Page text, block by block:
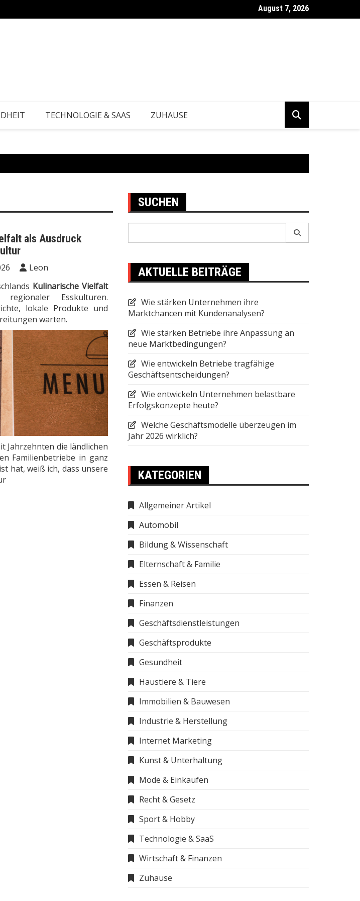
Wie entwickeln Betriebe tragfähige Geschäftsentscheidungen?
August 7, 2026
TECHNOLOGIE & SAAS ZUHAUSE
als Ausdruck
Leon
Kulinarische Vielfalt
Esskulturen.
lokale Produkte und
warten.
Jahrzehnten die ländlichen
Familienbetriebe in ganz
hat, weiß ich, dass unsere
SUCHEN
AKTUELLE BEITRÄGE
Wie stärken Unternehmen ihre
Marktchancen mit Kundenanalysen?
Wie stärken Betriebe ihre Anpassung an
neue Marktbedingungen?
Wie entwickeln Betriebe tragfähige
Geschäftsentscheidungen?
Wie entwickeln Unternehmen belastbare
Erfolgskonzepte heute?
Welche Geschäftsmodelle überzeugen im
Jahr 2026 wirklich?
KATEGORIEN
Allgemeiner Artikel
Automobil
Bildung & Wissenschaft
Elternschaft & Familie
Essen & Reisen
Finanzen
Geschäftsdienstleistungen
Geschäftsprodukte
Gesundheit
Haustiere & Tiere
Immobilien & Bauwesen
Industrie & Herstellung
Internet Marketing
Kunst & Unterhaltung
Mode & Einkaufen
Recht & Gesetz
Sport & Hobby
Technologie & SaaS
Wirtschaft & Finanzen
Zuhause